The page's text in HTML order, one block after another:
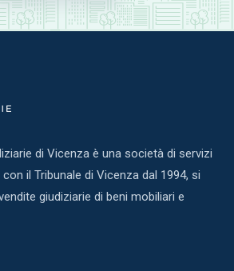
di Vicenza è una società di servizi
il Tribunale di Vicenza dal 1994, si
giudiziarie di beni mobiliari e